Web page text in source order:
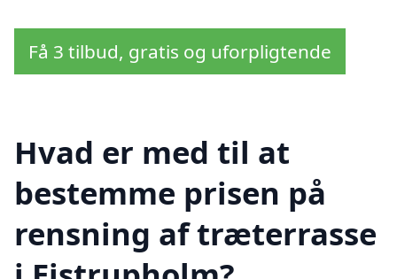
Få 3 tilbud, gratis og uforpligtende
Hvad er med til at
bestemme prisen på
rensning af træterrasse